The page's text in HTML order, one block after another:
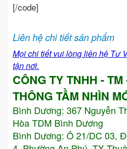
[/code]
Liên hệ chi tiết sản phẩm
Mọi chi tiết vui lòng liên hệ Tư
tận nơi.
CÔNG TY TNHH -
THÔNG TẦM NHÌN
Bình Dương: 367 Nguyễn
Hòa TDM Bình Dương
Bình Dương: Ô 21/DC 03,